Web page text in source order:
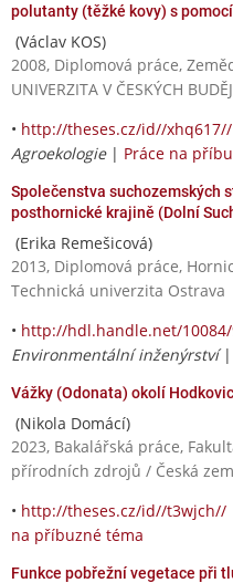
polutanty (těžké kovy) s
(Václav KOS)
2008, Diplomová práce,
UNIVERZITA V ČESKÝCH
• http://theses.cz/id//xhq617//
Agroekologie| Práce na
Společenstva suchozemských
posthornické krajině (Dolní
(Erika Remešicová)
2013, Diplomová práce,
Technická univerzita Ostrava
• http://hdl.handle.net/10084/
Environmentální inženýrství|
Vážky (Odonata) okolí
(Nikola Domácí)
2023, Bakalářská práce,
přírodních zdrojů / Česká
• http://theses.cz/id//t3wjch//
na příbuzné téma
Funkce pobřežní vegetace při